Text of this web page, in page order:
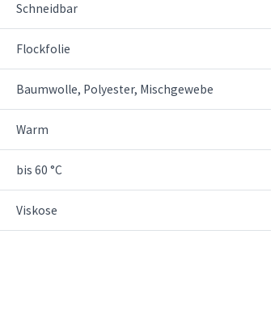
Schneidbar
Flockfolie
Baumwolle, Polyester, Mischgewebe
Warm
bis 60 °C
Viskose